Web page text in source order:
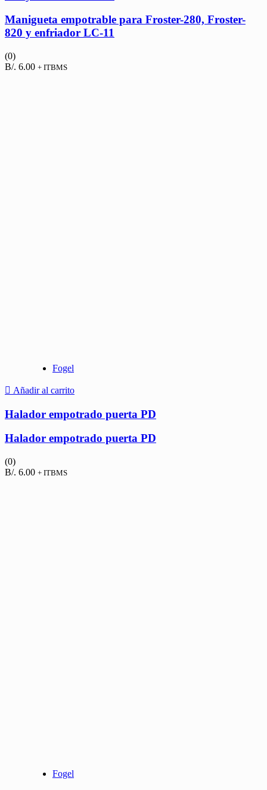
Manigueta empotrable para Froster-280, Froster-
820 y enfriador LC-11
(0)
B/. 6.00 + ITBMS
Fogel
Añadir al carrito
Halador empotrado puerta PD
Halador empotrado puerta PD
(0)
B/. 6.00 + ITBMS
Fogel